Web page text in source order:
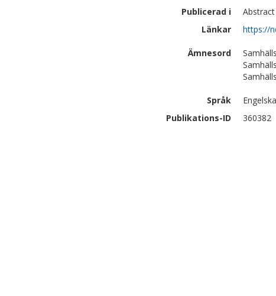
Publicerad i
Länkar
https://
Ämnesord
Språk
Engelska
Publikations-ID
360382